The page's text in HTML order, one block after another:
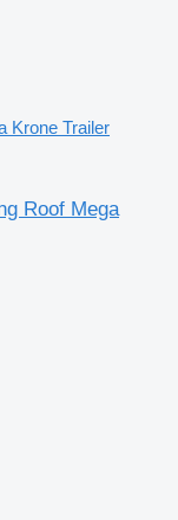
Krone Trailer
Roof Mega